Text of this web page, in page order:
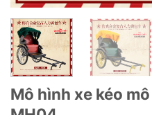
Mô hình xe kéo